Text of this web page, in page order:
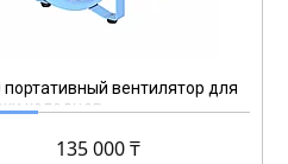
портативный вентилятор для
колодцев
135 000 ₸